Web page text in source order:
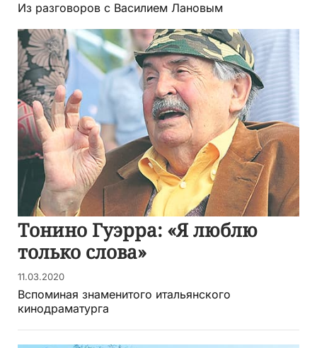
Из разговоров с Василием Лановым
Тонино Гуэрра: «Я люблю
только слова»
11.03.2020
Вспоминая знаменитого итальянского
кинодраматурга